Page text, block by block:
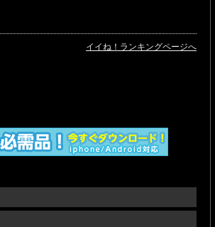
イイね！ランキングページへ